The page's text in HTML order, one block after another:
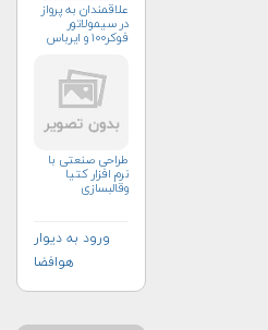
علاقمندان به پرواز
در سیمولاتور
فوکر۱۰۰ و ایرباس
طراحی صنعتی با
نرم افزار کتیا
وقالبسازی
ورود به دیوار
هوافضا